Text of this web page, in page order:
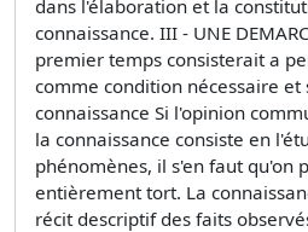
dans l'élaboration et la
connaissance. III - UNE
premier temps consisterait a
comme condition nécessaire et
connaissance Si l'opinion
la connaissance consiste en
phénomènes, il s'en faut qu'on
entièrement tort. La
récit descriptif des faits